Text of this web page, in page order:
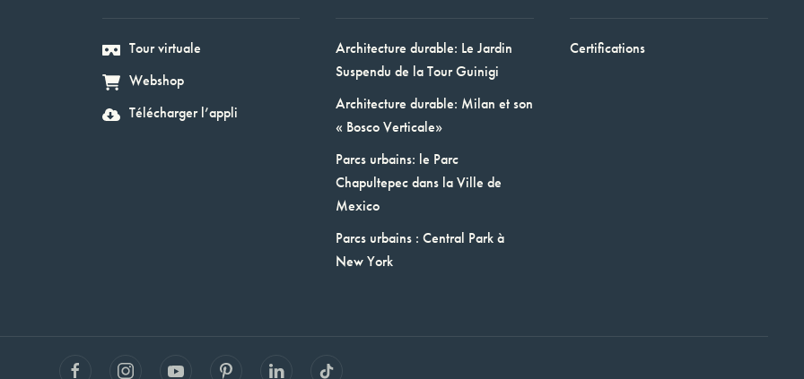
Tour virtuale
Webshop
Télécharger l’appli
Architecture durable: Le Jardin
Suspendu de la Tour Guinigi
Architecture durable: Milan et son
« Bosco Verticale»
Parcs urbains: le Parc
Chapultepec dans la Ville de
Mexico
Parcs urbains : Central Park à
New York
Certifications